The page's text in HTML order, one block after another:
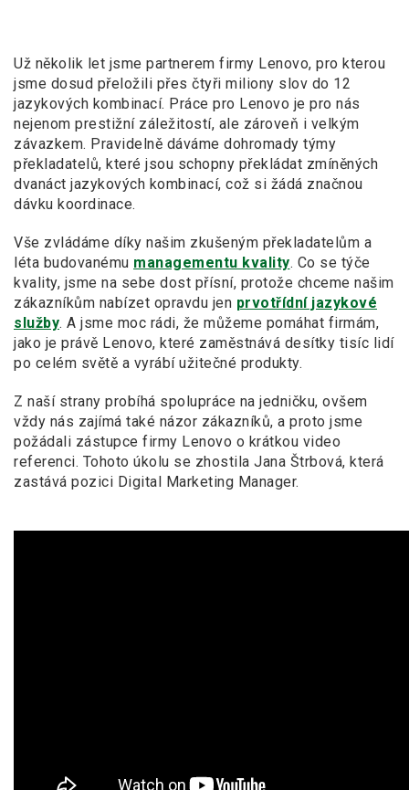
Už několik let jsme partnerem firmy Lenovo, pro kterou
jsme dosud přeložili přes čtyři miliony slov do 12
jazykových kombinací. Práce pro Lenovo je pro nás
nejenom prestižní záležitostí, ale zároveň i velkým
závazkem. Pravidelně dáváme dohromady týmy
překladatelů, které jsou schopny překládat zmíněných
dvanáct jazykových kombinací, což si žádá značnou
dávku koordinace.
Vše zvládáme díky našim zkušeným překladatelům a
léta budovanému managementu kvality. Co se týče
kvality, jsme na sebe dost přísní, protože chceme našim
zákazníkům nabízet opravdu jen prvotřídní jazykové
služby. A jsme moc rádi, že můžeme pomáhat firmám,
jako je právě Lenovo, které zaměstnává desítky tisíc lidí
po celém světě a vyrábí užitečné produkty.
Z naší strany probíhá spolupráce na jedničku, ovšem
vždy nás zajímá také názor zákazníků, a proto jsme
požádali zástupce firmy Lenovo o krátkou video
referenci. Tohoto úkolu se zhostila Jana Štrbová, která
zastává pozici Digital Marketing Manager.